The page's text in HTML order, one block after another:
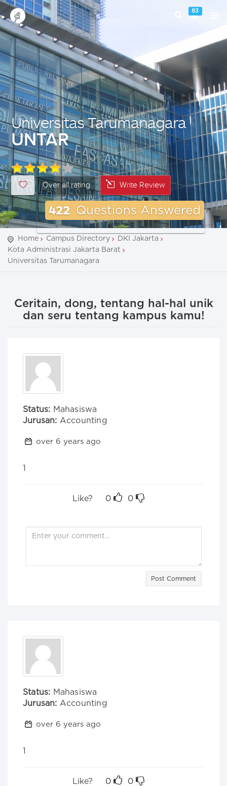
83
Universitas Tarumanagara
UNTAR
Over all rating Write Review
422 Questions Answered
Home Campus Directory
DKI Jakarta
Kota Administrasi Jakarta Barat
Universitas Tarumanagara
Ceritain, dong, tentang hal-hal unik
dan seru tentang kampus kamu!
Status: Mahasiswa
Jurusan: Accounting
over 6 years ago
1
Like? 0 0
Post Comment
Status: Mahasiswa
Jurusan: Accounting
over 6 years ago
1
Like? 0 0